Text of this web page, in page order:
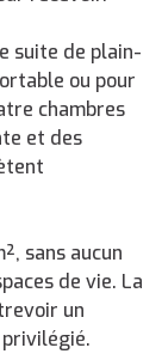
suite de plain-
ou pour
chambres
et des
sans aucun
de vie. La
un